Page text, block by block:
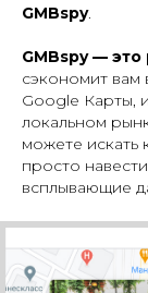
GMBspy.
GMBspy —
сэкономит вам
Google Карты,
локальном
можете искать
просто
всплывающие